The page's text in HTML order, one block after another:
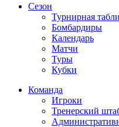
Сезон
Турнирная
Бомбардиры
Календарь
Матчи
Туры
Кубки
Команда
Игроки
Тренерский